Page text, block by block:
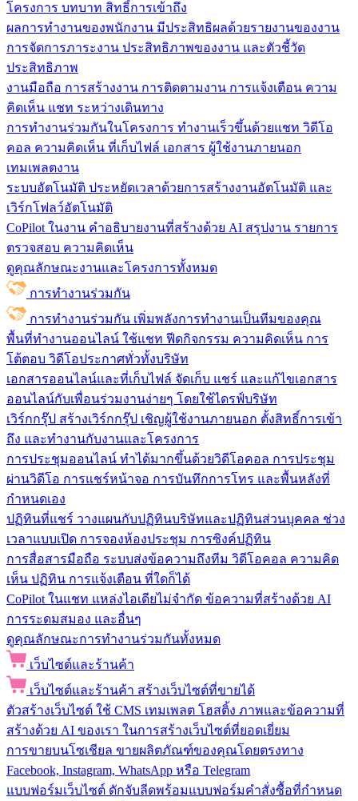
โครงการ บทบาท สิทธิ์การเข้าถึง
ผลการทำงานของพนักงาน มีประสิทธิผลด้วยรายงานของงาน
การจัดการภาระงาน ประสิทธิภาพของงาน และตัวชี้วัด
ประสิทธิภาพ
งานมือถือ การสร้างงาน การติดตามงาน การแจ้งเตือน ความ
คิดเห็น แชท ระหว่างเดินทาง
การทำงานร่วมกันในโครงการ ทํางานเร็วขึ้นด้วยแชท วิดีโอ
คอล ความคิดเห็น ที่เก็บไฟล์ เอกสาร ผู้ใช้งานภายนอก
เทมเพลตงาน
ระบบอัตโนมัติ ประหยัดเวลาด้วยการสร้างงานอัตโนมัติ และ
เวิร์กโฟลว์อัตโนมัติ
CoPilot ในงาน คำอธิบายงานที่สร้างด้วย AI สรุปงาน รายการ
ตรวจสอบ ความคิดเห็น
ดูคุณลักษณะงานและโครงการทั้งหมด
การทำงานร่วมกัน
การทำงานร่วมกัน เพิ่มพลังการทำงานเป็นทีมของคุณ
พื้นที่ทำงานออนไลน์ ใช้แชท ฟีดกิจกรรม ความคิดเห็น การ
โต้ตอบ วิดีโอประกาศทั่วทั้งบริษัท
เอกสารออนไลน์และที่เก็บไฟล์ จัดเก็บ แชร์ และแก้ไขเอกสาร
ออนไลน์กับเพื่อนร่วมงานง่ายๆ โดยใช้ไดรฟ์บริษัท
เวิร์กกรุ๊ป สร้างเวิร์กกรุ๊ป เชิญผู้ใช้งานภายนอก ตั้งสิทธิ์การเข้า
ถึง และทำงานกับงานและโครงการ
การประชุมออนไลน์ ทำได้มากขึ้นด้วยวิดีโอคอล การประชุม
ผ่านวิดีโอ การแชร์หน้าจอ การบันทึกการโทร และพื้นหลังที่
กำหนดเอง
ปฏิทินที่แชร์ วางแผนกับปฏิทินบริษัทและปฏิทินส่วนบุคคล ช่วง
เวลาแบบเปิด การจองห้องประชุม การซิงค์ปฏิทิน
การสื่อสารมือถือ ระบบส่งข้อความถึงทีม วิดีโอคอล ความคิด
เห็น ปฏิทิน การแจ้งเตือน ที่ใดก็ได้
CoPilot ในแชท แหล่งไอเดียไม่จำกัด ข้อความที่สร้างด้วย AI
การระดมสมอง และอื่นๆ
ดูคุณลักษณะการทำงานร่วมกันทั้งหมด
เว็บไซต์และร้านค้า
เว็บไซต์และร้านค้า สร้างเว็บไซต์ที่ขายได้
ตัวสร้างเว็บไซต์ ใช้ CMS เทมเพลต โฮสติ้ง ภาพและข้อความที่
สร้างด้วย AI ของเรา ในการสร้างเว็บไซต์ที่ยอดเยี่ยม
การขายบนโซเชียล ขายผลิตภัณฑ์ของคุณโดยตรงทาง
Facebook, Instagram, WhatsApp หรือ Telegram
แบบฟอร์มเว็บไซต์ ดักจับลีดพร้อมแบบฟอร์มคำสั่งซื้อที่กำหนด